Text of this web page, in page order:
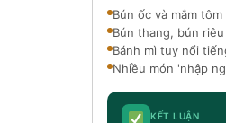
Bún ốc và mắm
Bún thang, bún
Bánh mì tuy nổi
Nhiều món 'nhập
KẾT LUẬN